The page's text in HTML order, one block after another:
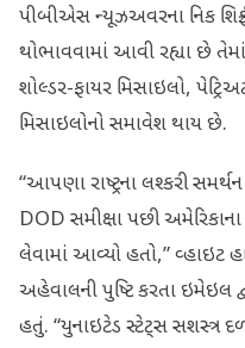
પીબીએસ ન્યૂઝઅવરના નિક
થોભાવવામાં આવી રહ્યા છે
શોલ્ડર-ફાયર મિસાઇલો,
મિસાઇલોનો સમાવેશ થાય છે.
“આપણા રાષ્ટ્રના લશ્કરી
DOD સમીક્ષા પછી
લેવામાં આવ્યો હતો,” વ્હાઇટ
અહેવાલની પુષ્ટિ કરતા ઇમેઇલ
હતું. “યુનાઇટેડ સ્ટેટ્સ સશસ્ત્ર